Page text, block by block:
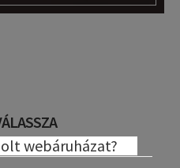
webáruházat?